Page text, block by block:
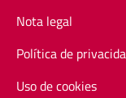
Nota legal
Política de
Uso de cookies